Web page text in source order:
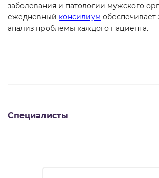
заболевания и патологии мужского
ежедневный консилиум обеспечивает
анализ проблемы каждого пациента.
Специалисты